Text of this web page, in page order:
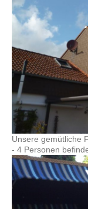
Unsere
- 4 Personen